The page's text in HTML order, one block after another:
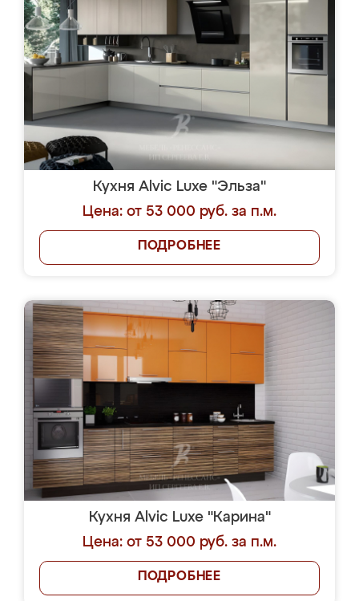
Кухня Alvic Luxe "Эльза"
Цена: от 53 000 руб. за п.м.
ПОДРОБНЕЕ
Кухня Alvic Luxe "Карина"
Цена: от 53 000 руб. за п.м.
ПОДРОБНЕЕ